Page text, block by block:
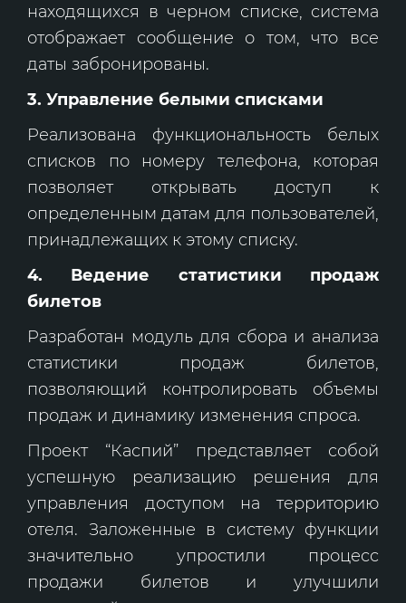
находящихся в черном списке, система
отображает сообщение о том, что все
даты забронированы.
3. Управление белыми списками
Реализована функциональность белых
списков по номеру телефона, которая
позволяет открывать доступ к
определенным датам для пользователей,
принадлежащих к этому списку.
4. Ведение статистики продаж
билетов
Разработан модуль для сбора и анализа
статистики продаж билетов,
позволяющий контролировать объемы
продаж и динамику изменения спроса.
Проект “Каспий” представляет собой
успешную реализацию решения для
управления доступом на территорию
отеля. Заложенные в систему функции
значительно упростили процесс
продажи билетов и улучшили